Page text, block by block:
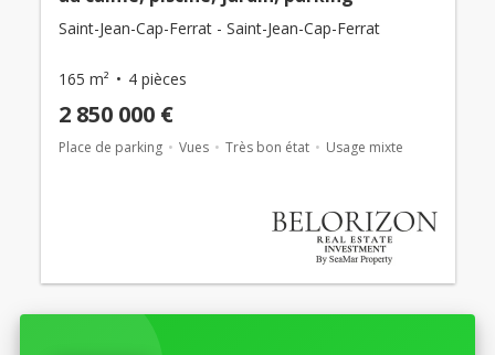
Saint-Jean-Cap-Ferrat - Saint-Jean-Cap-Ferrat
165 m² 4 pièces
2 850 000 €
Place de parking Vues Très bon état Usage mixte